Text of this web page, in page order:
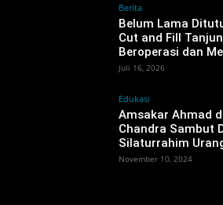
Berita
‎Belum Lama
Cut and Fill
Beroperasi dan
Juli 16, 2026
Edukasi
Amsakar Ahmad
Chandra Sambut
Silaturrahim
November 10, 2024